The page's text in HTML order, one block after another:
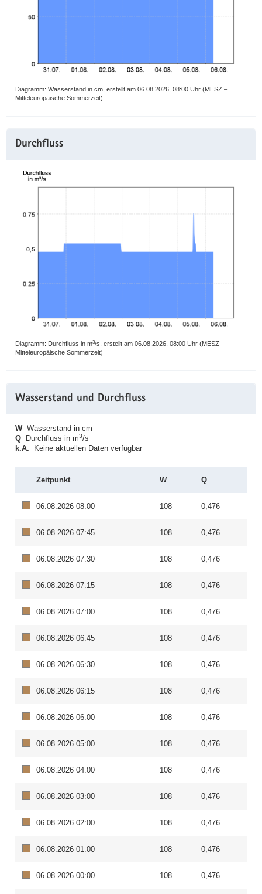
Diagramm: Wasserstand in cm, erstellt am 06.08.2026, 08:00 Uhr (MESZ –
Mitteleuropäische Sommerzeit)
Durchfluss
Diagramm: Durchfluss in m3/s, erstellt am 06.08.2026, 08:00 Uhr (MESZ –
Mitteleuropäische Sommerzeit)
Wasserstand und Durchfluss
WWasserstand in cm
Q Durchfluss in m3/s
k.A. Keine aktuellen Daten verfügbar
Zeitpunkt W Q
06.08.2026 08:00 108 0,476
06.08.2026 07:45 108 0,476
06.08.2026 07:30 108 0,476
06.08.2026 07:15 108 0,476
06.08.2026 07:00 108 0,476
06.08.2026 06:45 108 0,476
06.08.2026 06:30 108 0,476
06.08.2026 06:15 108 0,476
06.08.2026 06:00 108 0,476
06.08.2026 05:00 108 0,476
06.08.2026 04:00 108 0,476
06.08.2026 03:00 108 0,476
06.08.2026 02:00 108 0,476
06.08.2026 01:00 108 0,476
06.08.2026 00:00 108 0,476